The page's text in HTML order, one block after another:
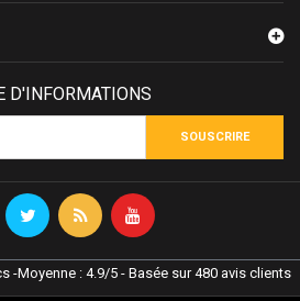
D'INFORMATIONS
SOUSCRIRE
-Moyenne : 4.9/5 - Basée sur480 avis clients